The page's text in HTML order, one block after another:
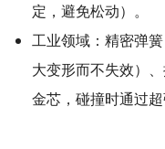
定，避免松动）。
工业领域：精密弹
大变形而不失效）
金芯，碰撞时通过